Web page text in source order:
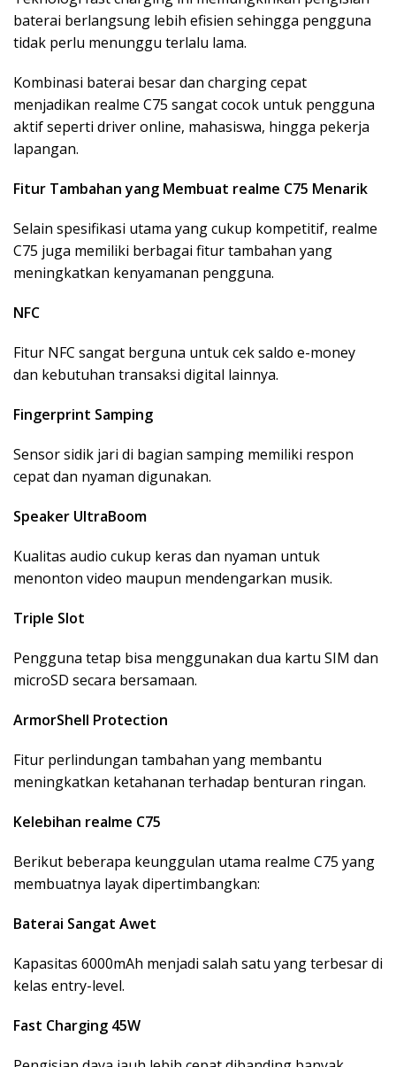
baterai berlangsung lebih efisien sehingga pengguna
tidak perlu menunggu terlalu lama.
Kombinasi baterai besar dan charging cepat
menjadikan realme C75 sangat cocok untuk pengguna
aktif seperti driver online, mahasiswa, hingga pekerja
lapangan.
Fitur Tambahan yang Membuat realme C75 Menarik
Selain spesifikasi utama yang cukup kompetitif, realme
C75 juga memiliki berbagai fitur tambahan yang
meningkatkan kenyamanan pengguna.
NFC
Fitur NFC sangat berguna untuk cek saldo e-money
dan kebutuhan transaksi digital lainnya.
Fingerprint Samping
Sensor sidik jari di bagian samping memiliki respon
cepat dan nyaman digunakan.
Speaker UltraBoom
Kualitas audio cukup keras dan nyaman untuk
menonton video maupun mendengarkan musik.
Triple Slot
Pengguna tetap bisa menggunakan dua kartu SIM dan
microSD secara bersamaan.
ArmorShell Protection
Fitur perlindungan tambahan yang membantu
meningkatkan ketahanan terhadap benturan ringan.
Kelebihan realme C75
Berikut beberapa keunggulan utama realme C75 yang
membuatnya layak dipertimbangkan:
Baterai Sangat Awet
Kapasitas 6000mAh menjadi salah satu yang terbesar di
kelas entry-level.
Fast Charging 45W